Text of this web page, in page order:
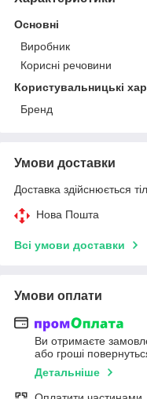
Основні
Виробник
Корисні речовини
Користувальницькі
Бренд
Умови доставки
Доставка здійснюється
Нова Пошта
Всі умови доставки
Умови оплати
Ви отримаєте
або гроші
Детальніше